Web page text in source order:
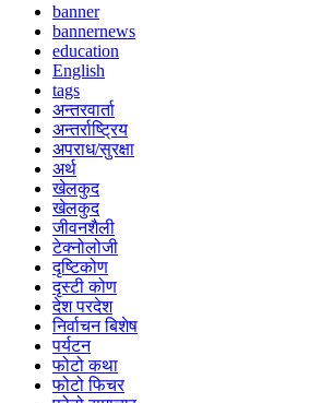
banner
bannernews
education
English
tags
अन्तरवार्ता
अन्तर्राष्ट्रिय
अपराध/सुरक्षा
अर्थ
खेलकुद
खेलकुद
जीवनशैली
टेक्नोलोजी
दृष्टिकोण
दृस्टी कोण
देश परदेश
निर्वाचन बिशेष
पर्यटन
फोटो कथा
फोटो फिचर